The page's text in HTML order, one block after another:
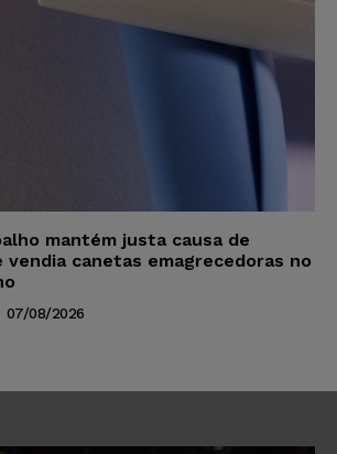
mantém justa causa de
vendia canetas emagrecedoras no
07/08/2026